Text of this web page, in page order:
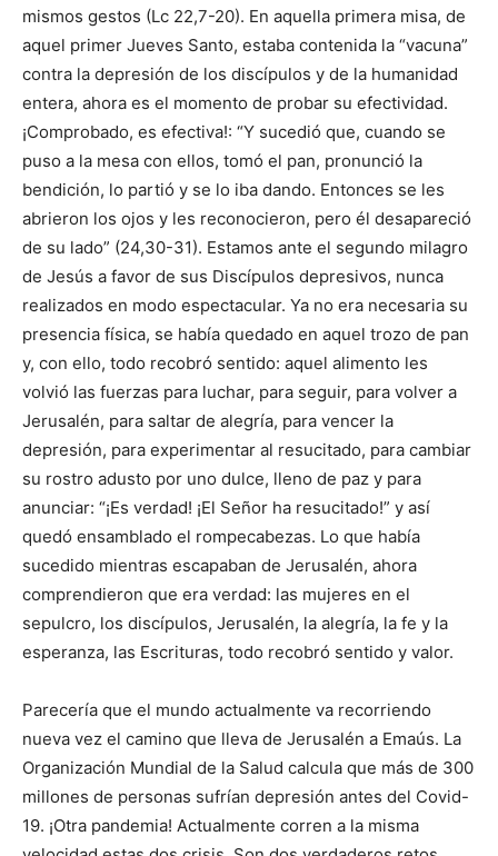
mismos gestos (Lc 22,7-20). En aquella primera misa, de
aquel primer Jueves Santo, estaba contenida la “vacuna”
contra la de­presión de los discípulos y de la humanidad
entera, ahora es el mo­mento de probar su efectividad.
¡Comprobado, es efectiva!: “Y sucedió que, cuando se
puso a la mesa con ellos, tomó el pan, pronunció la
bendición, lo partió y se lo iba dando. Entonces se les
abrieron los ojos y les reconocieron, pero él desapareció
de su lado” (24,30-31). Estamos ante el segundo milagro
de Jesús a favor de sus Discípulos de­presivos, nunca
realizados en modo espectacular. Ya no era necesaria su
presencia física, se había quedado en aquel trozo de pan
y, con ello, todo recobró sentido: aquel alimento les
volvió las fuerzas para luchar, para seguir, para volver a
Jerusalén, para saltar de alegría, para vencer la
depresión, para experimentar al resucitado, para cambiar
su rostro adusto por uno dulce, lleno de paz y para
anunciar: “¡Es verdad! ¡El Señor ha resucitado!” y así
quedó ensamblado el rompecabezas. Lo que había
sucedido mientras esca­paban de Jerusalén, ahora
compren­dieron que era verdad: las mujeres en el
sepulcro, los discípulos, Jeru­salén, la alegría, la fe y la
esperanza, las Escrituras, todo recobró sentido y valor.
Parecería que el mundo actualmente va recorriendo
nueva vez el camino que lleva de Jerusalén a Emaús. La
Organización Mundial de la Salud calcula que más de 300
millones de personas sufrían depresión antes del Covid-
19. ¡Otra pandemia! Actualmente corren a la misma